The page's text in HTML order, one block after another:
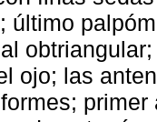
último
ojo; las